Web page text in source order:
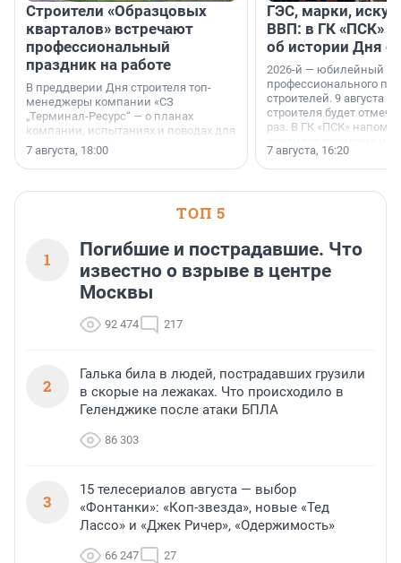
Строители «Образцовых
кварталов» встречают
профессиональный
праздник на работе
В преддверии Дня строителя топ-
менеджеры компании «СЗ
„Терминал-Ресурс“ — о планах
компании, испытаниях и поводах для
осторожного оптимизма.
7 августа, 18:00
ГЭС, марки,
ВВП: в ГК «ПСК»
об истории Дня
2026-й — юбилейный
профессионального
строителей. 9 августа
строителя будет
раз. В ГК «ПСК»
поменялась роль
7 августа, 16:20
ТОП 5
1
Погибшие и пострадавшие. Что
известно о взрыве в центре
Москвы
92 474 217
2
Галька била в людей, пострадавших грузили
в скорые на лежаках. Что происходило в
Геленджике после атаки БПЛА
86 303
3
15 телесериалов августа — выбор
«Фонтанки»: «Коп-звезда», новые «Тед
Лассо» и «Джек Ричер», «Одержимость»
66 247 27